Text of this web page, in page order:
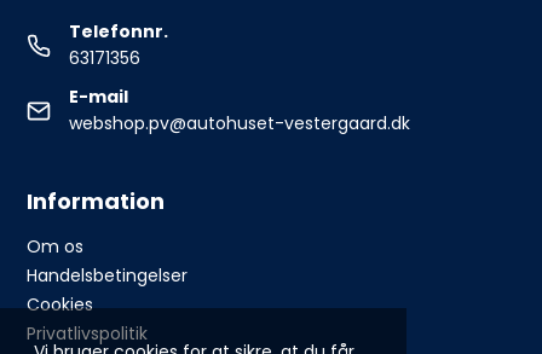
Telefonnr.
63171356
E-mail
webshop.pv@autohuset-vestergaard.dk
Information
Om os
Handelsbetingelser
Cookies
Privatlivspolitik